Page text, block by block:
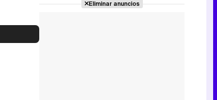
Eliminar anuncios